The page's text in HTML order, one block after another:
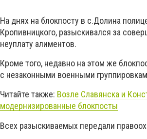
На днях на блокпосту в с.Долина
Кропивницкого, разыскивался за
неуплату алиментов.
Кроме того, недавно на этом же
с незаконными военными
Читайте также: Возле Славянска и
модернизированные блокпосты
Всех разыскиваемых передали